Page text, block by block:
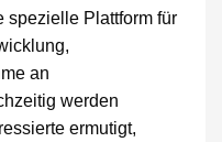
spezielle Plattform für
an
werden
ermutigt,